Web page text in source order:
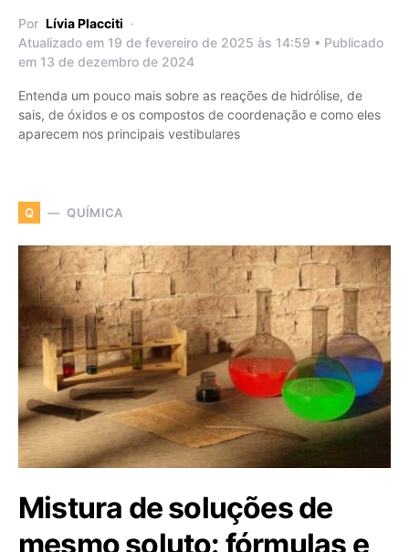
Por Lívia Placciti
Atualizado em 19 de fevereiro de 2025 às 14:59 • Publicado
em 13 de dezembro de 2024
Entenda um pouco mais sobre as reações de hidrólise, de
sais, de óxidos e os compostos de coordenação e como eles
aparecem nos principais vestibulares
Q QUÍMICA
Mistura de soluções de
mesmo soluto: fórmulas e